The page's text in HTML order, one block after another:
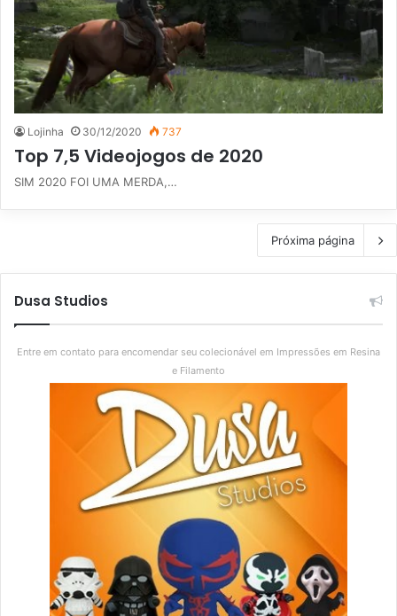
Lojinha 30/12/2020 737
Top 7,5 Videojogos de 2020
SIM 2020 FOI UMA MERDA,…
Próxima página
Dusa Studios
Entre em contato para encomendar seu colecionável em Impressões em Resina
e Filamento